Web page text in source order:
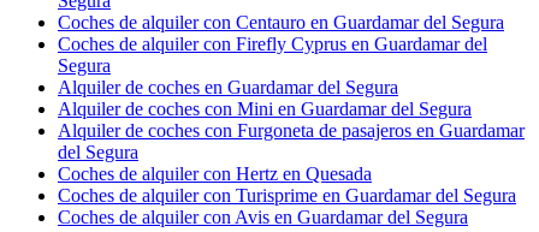
Coches de alquiler con Centauro en Guardamar del Segura
Coches de alquiler con Firefly Cyprus en Guardamar del
Segura
Alquiler de coches en Guardamar del Segura
Alquiler de coches con Mini en Guardamar del Segura
Alquiler de coches con Furgoneta de pasajeros en Guardamar
del Segura
Coches de alquiler con Hertz en Quesada
Coches de alquiler con Turisprime en Guardamar del Segura
Coches de alquiler con Avis en Guardamar del Segura